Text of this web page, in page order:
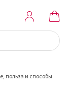
польза и способы